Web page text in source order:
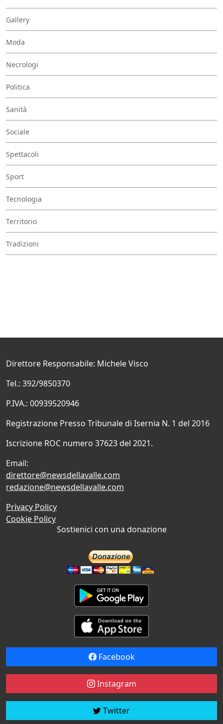
Gallery
Moda
Necrologi
Politica
Sanità
Sociale
Spettacoli
Sport
Tecnologia
Territorio
Tradizioni
Direttore Responsabile: Michele Visco
Tel.: 392/9850370
P.IVA.: 00939520946
Registrazione Presso Tribunale di Isernia N. 1 del 2016
Iscrizione ROC numero 37623 del 2021.
Email:
direttore@newsdellavalle.com
redazione@newsdellavalle.com
Privacy Policy
Cookie Policy
Sostienici con una donazione
Facebook
Instagram
Twitter